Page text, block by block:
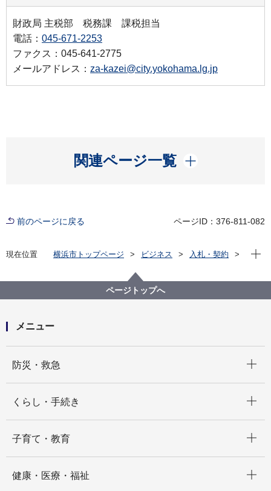
財政局 主税部 税務課 課税担当
電話： 045-671-2253
ファクス：045-641-2775
メールアドレス： za-kazei@city.yokohama.lg.jp
関連ページ一覧
開く
前のページに戻る ページID：376-811-082
現在位置 横浜市トップページ ビジネス
入札・契約
【入札結果掲載】「令和３年度市町村税課税状況等の
調」の作成業務委託
現在
ページトップへ
メニュー
防災・救急
くらし・手続き
子育て・教育
健康・医療・福祉